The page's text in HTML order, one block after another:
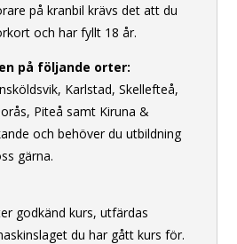
på kranbil krävs det att du
och har fyllt 18 år.
på följande orter:
Karlstad, Skellefteå,
Piteå samt Kiruna &
och behöver du utbildning
gärna.
godkänd kurs, utfärdas
du har gått kurs för.